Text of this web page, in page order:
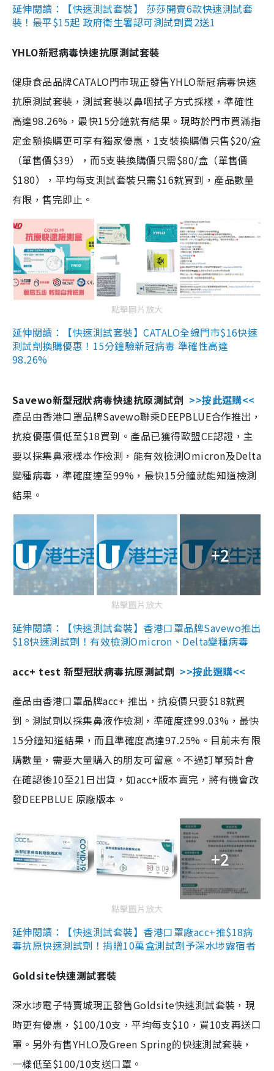
延伸閱讀：【快速測試套裝】 莎莎開賣6款快速測試套
裝！最平$15起 政府衛生署認可測試劑買2送1
YHLO新冠病毒快速抗原測試套裝
健康食品品牌CATALO門市現正發售YHLO新冠病毒快速
抗原測試套裝，測試套裝以鼻咽拭子方式採樣，準確性
高達98.26%，最快15分鐘就有結果。現時於門市買滿指
定金額換購更可享有獨家優惠，1支裝換購價只售$20/盒
（單售價$39），而5支裝換購價只需$80/盒（單售價
$180），平均每支測試套裝只需$16就買到，產品數量
有限，售完即止。
點擊圖片放大
延伸閱讀：【快速測試套裝】CATALO全線門市$16快速
測試劑換購優惠！15分鐘驗新冠病毒 準確性高達
98.26%
Savewo新型冠狀病毒快速抗原測試劑 >>按此選購<<
產品由香港口罩品牌Savewo聯乘DEEPBLUE合作推出，
抗疫優惠價低至$18買到。產品已獲得歐盟CE認證，主
要以採集鼻液樣本作檢測，能有效檢測Omicron及Delta
變種病毒，準確度達至99%，最快15分鐘就能知道檢測
結果。
+2
點擊圖片放大
延伸閱讀：【快速測試套裝】香港口罩品牌Savewo推出
$18快速測試劑！有效檢測Omicron、Delta變種病毒
acc+ test 新型冠狀病毒抗原測試劑 >>按此選購<<
產品由香港口罩品牌acc+ 推出，抗疫價只要$18就買
到。測試劑以採集鼻液作檢測，準確度達99.03%，最快
15分鐘知道結果，而且準確度高達97.25%。目前未有限
購數量，需要大量購入的朋友可留意。不過訂單預計會
在確認後10至21日出貨，如acc+版本賣完，將有機會改
發DEEPBLUE 原廠版本。
+2
點擊圖片放大
延伸閱讀：【快速測試套裝】香港口罩廠acc+推$18病
毒抗原快速測試劑！捐贈10萬盒測試劑予深水埗露宿者
Goldsite快速測試套裝
深水埗電子特賣城現正發售Goldsite快速測試套裝，現
時更有優惠，$100/10支，平均每支$10，買10支再送口
罩。另外有售YHLO及Green Spring的快速測試套裝，
一樣低至$100/10支送口罩。